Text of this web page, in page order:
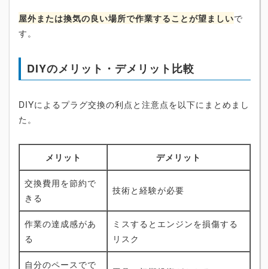
屋外または換気の良い場所で作業することが望ましいで
す。
DIYのメリット・デメリット比較
DIYによるプラグ交換の利点と注意点を以下にまとめまし
た。
メリット デメリット
交換費用を節約で
きる
技術と経験が必要
作業の達成感があ
る
ミスするとエンジンを損傷する
リスク
自分のペースでで